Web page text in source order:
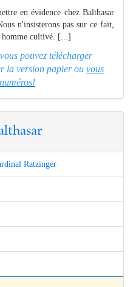
en évidence chez Balthasar
n'insisterons pas sur ce fait,
homme cultivé. [...]
pouvez télécharger
la version papier ou vous
Ratzinger